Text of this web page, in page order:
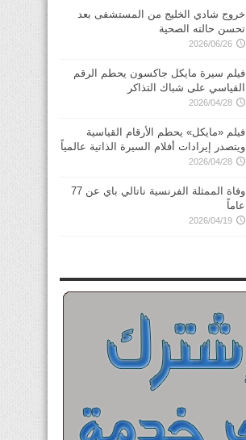
خروج شادي الخليج من المستشفى بعد
تحسن حالته الصحية
2026/06/26
فيلم سيرة مايكل جاكسون يحطم الرقم
القياسي على شباك التذاكر
2026/04/28
فيلم «مايكل» يحطم الأرقام القياسية
ويتصدر إيرادات أفلام السيرة الذاتية عالمياً
2026/04/28
وفاة الممثلة الفرنسية ناتالي باي عن 77
عاماً
2026/04/19